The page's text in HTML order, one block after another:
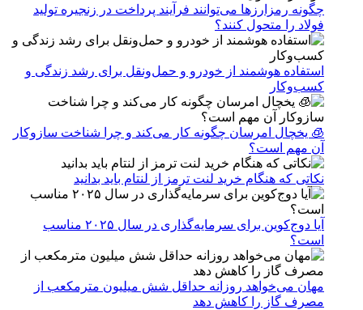
چگونه رمزارزها می‌توانند فرآیند پرداخت در زنجیره تولید
فولاد را متحول کنند؟
استفاده هوشمند از خودرو و حمل‌ونقل برای رشد زندگی و
کسب‌وکار
🧊 یخچال امرسان چگونه کار می‌کند و چرا شناخت سازوکار
آن مهم است؟
نکاتی که هنگام خرید لنت ترمز از لنتام باید بدانید
آیا دوج‌کوین برای سرمایه‌گذاری در سال ۲۰۲۵ مناسب
است؟
مهان می‌خواهد روزانه حداقل شش میلیون مترمکعب از
مصرف گاز را کاهش دهد